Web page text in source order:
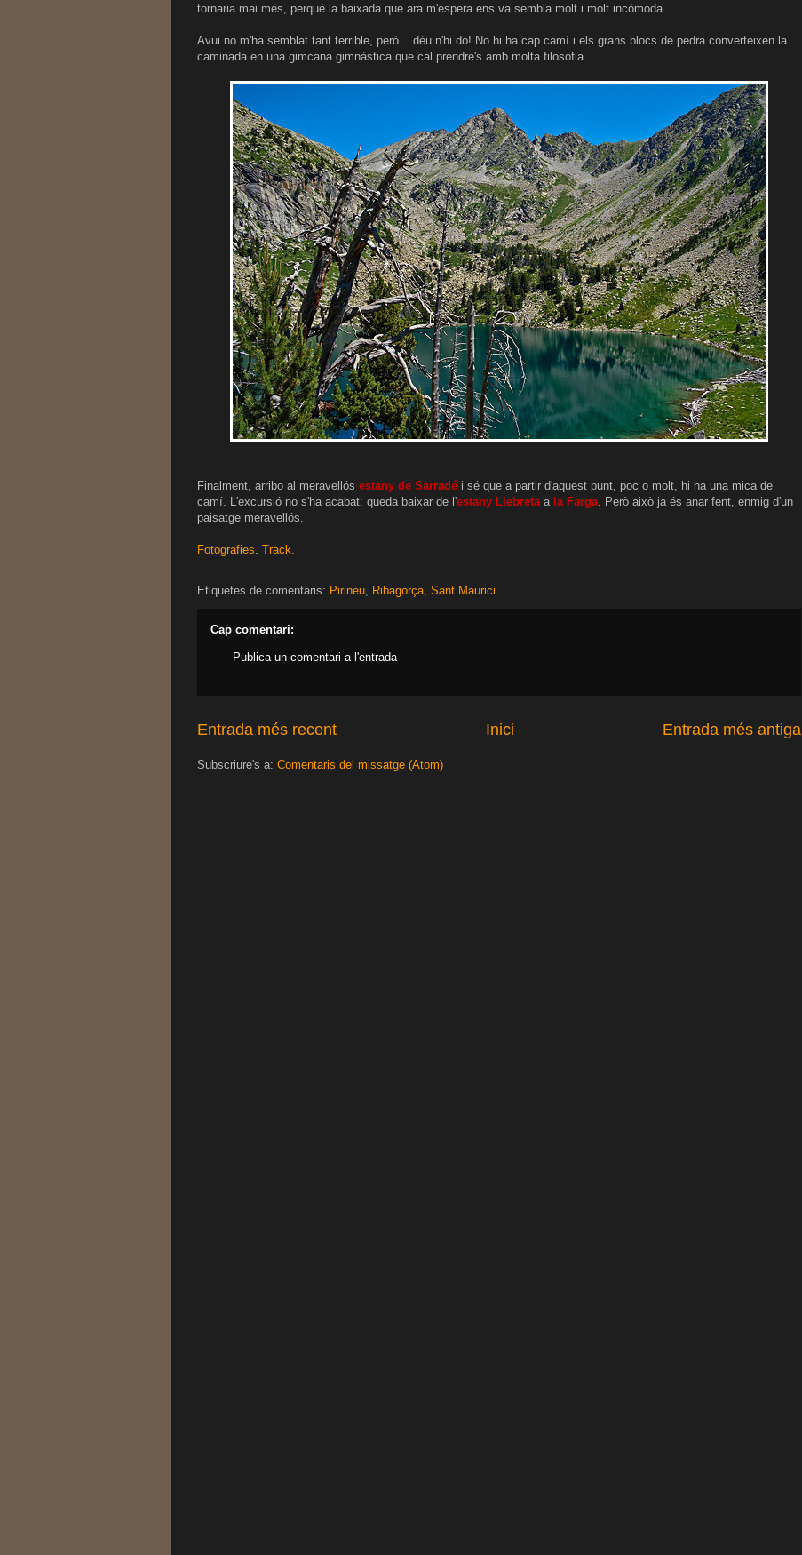
tornaria mai més, perquè la baixada que ara m'espera ens va sembla molt i molt incòmoda.
Avui no m'ha semblat tant terrible, però... déu n'hi do! No hi ha cap camí i els grans blocs de pedra converteixen la
caminada en una gimcana gimnàstica que cal prendre's amb molta filosofia.
Finalment, arribo al meravellós estany de Sarradé i sé que a partir d'aquest punt, poc o molt, hi ha una mica de
camí. L'excursió no s'ha acabat: queda baixar de l'estany Llebretaa la Farga. Però això ja és anar fent, enmig d'un
paisatge meravellós.
Fotografies. Track.
Etiquetes de comentaris: Pirineu Ribagorça Sant Maurici
Cap comentari:
Publica un comentari a l'entrada
Entrada més recent Entrada més antiga
Inici
Subscriure's a: Comentaris del missatge (Atom)